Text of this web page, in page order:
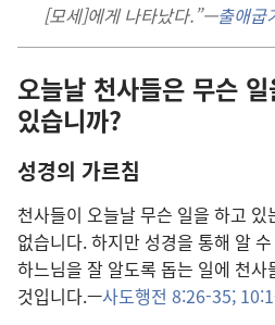
[모세]에게 나타났다.”—출애굽
오늘날 천사들은 무슨
있습니까?
성경의 가르침
천사들이 오늘날 무슨 일을 하고
없습니다. 하지만 성경을 통해 알
하느님을 잘 알도록 돕는 일에 천사
것입니다.—사도행전 8:26-35;